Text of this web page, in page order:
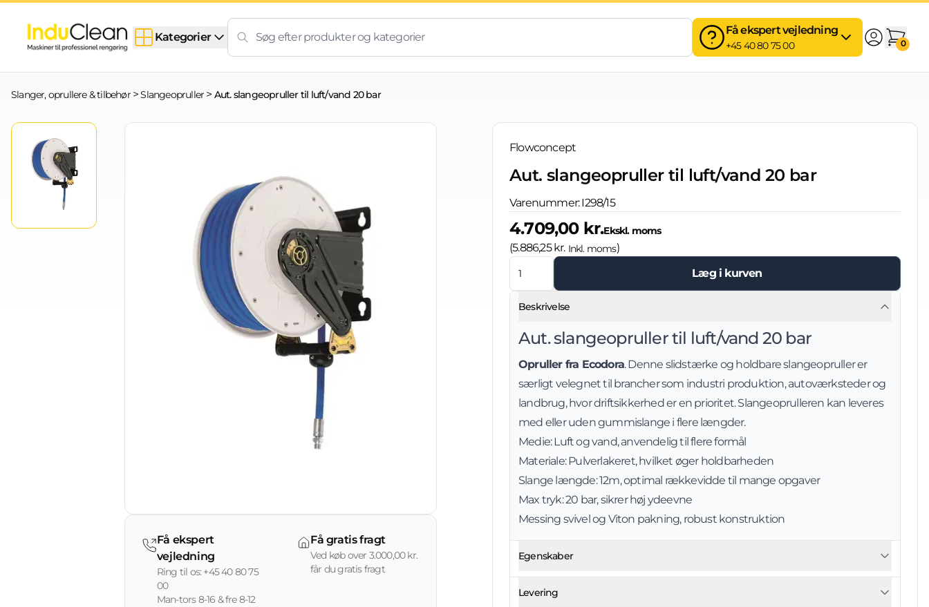
Skip to content
Kategorier
Få ekspert vejledning
+45 40 80 75 00 0
Slanger, oprullere & tilbehør>Slangeopruller > Aut. slangeopruller til luft/vand 20 bar
Få ekspert
vejledning
Ring til os: +45 40 80 75
00
Man-tors 8-16 & fre 8-12
Få gratis fragt
Ved køb over 3.000,00 kr.
får du gratis fragt
Flowconcept
Aut. slangeopruller til luft/vand 20 bar
Varenummer:I298/15
4.709,00 kr.Ekskl. moms
(5.886,25 kr. Inkl. moms)
Læg i kurven
Beskrivelse
Aut. slangeopruller til luft/vand 20 bar
Opruller fra Ecodora. Denne slidstærke og holdbare slangeopruller er
særligt velegnet til brancher som industri produktion, autoværksteder og
landbrug, hvor driftsikkerhed er en prioritet. Slangeoprulleren kan leveres
med eller uden gummislange i flere længder.
Medie: Luft og vand, anvendelig til flere formål
Materiale: Pulverlakeret, hvilket øger holdbarheden
Slange længde: 12m, optimal rækkevidde til mange opgaver
Max tryk: 20 bar, sikrer høj ydeevne
Messing svivel og Viton pakning, robust konstruktion
Egenskaber
Levering